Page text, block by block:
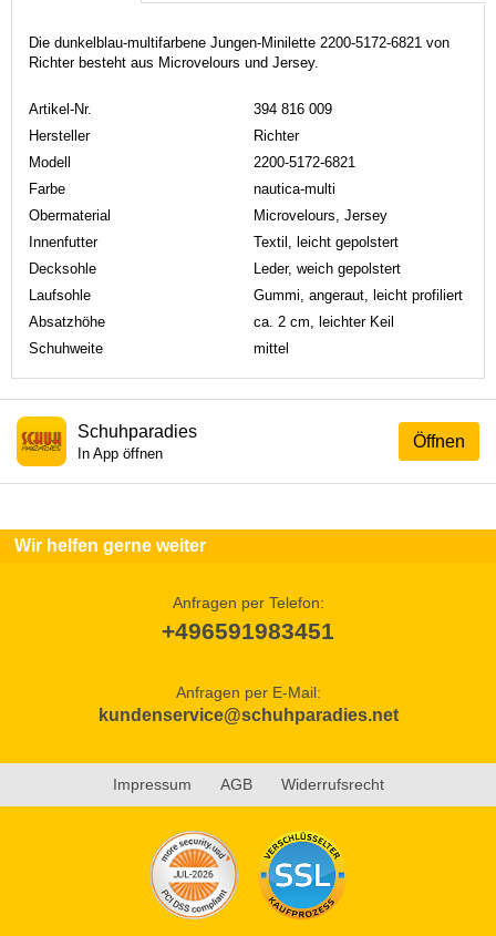
Die dunkelblau-multifarbene Jungen-Minilette 2200-5172-6821 von
Richter besteht aus Microvelours und Jersey.
Artikel-Nr.
394 816 009
Hersteller
Richter
Modell
2200-5172-6821
Farbe
nautica-multi
Obermaterial
Microvelours, Jersey
Innenfutter
Textil, leicht gepolstert
Decksohle
Leder, weich gepolstert
Laufsohle
Gummi, angeraut, leicht profiliert
Absatzhöhe
ca. 2 cm, leichter Keil
Schuhweite
mittel
Öffnen
Schuhparadies
In App öffnen
Wir helfen gerne weiter
Anfragen per Telefon:
+496591983451
Anfragen per E-Mail:
kundenservice@schuhparadies.net
Impressum AGB Widerrufsrecht